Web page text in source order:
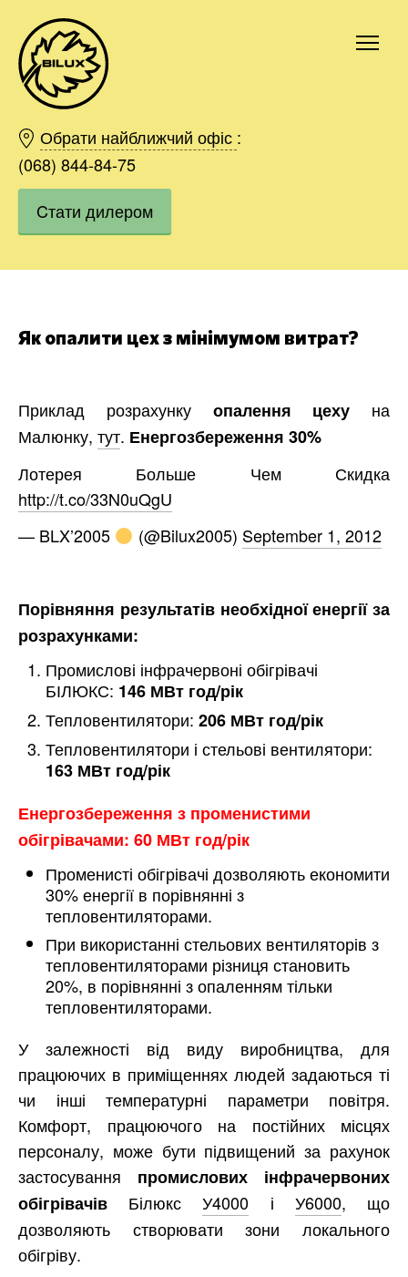
Обрати найближчий офіс :
(068) 844-84-75
Cтати дилером
Як опалити цех з мінімумом витрат?
Приклад розрахунку опалення цеху на
Малюнку, тут. Енергозбереження 30%
Лотерея Больше Чем Скидка
http://t.co/33N0uQgU
— BLX’2005
(@Bilux2005) September 1, 2012
Порівняння результатів необхідної енергії за
розрахунками:
Промислові інфрачервоні обігрівачі
БІЛЮКС: 146 МВт год/рік
Тепловентилятори: 206 МВт год/рік
Тепловентилятори і стельові вентилятори:
163 МВт год/рік
Енергозбереження з променистими
обігрівачами: 60 МВт год/рік
Променисті обігрівачі дозволяють економити
30% енергії в порівнянні з
тепловентиляторами.
При використанні стельових вентиляторів з
тепловентиляторами різниця становить
20%, в порівнянні з опаленням тільки
тепловентиляторами.
У залежності від виду виробництва, для
працюючих в приміщеннях людей задаються ті
чи інші температурні параметри повітря.
Комфорт, працюючого на постійних місцях
персоналу, може бути підвищений за рахунок
застосування промислових
інфрачервоних
обігрівачів БілюксУ4000 і У6000, що
дозволяють створювати зони локального
обігріву.
Київ
Харків
Одесса
Дніпро
Івано-Франківськ
Область
Замовити